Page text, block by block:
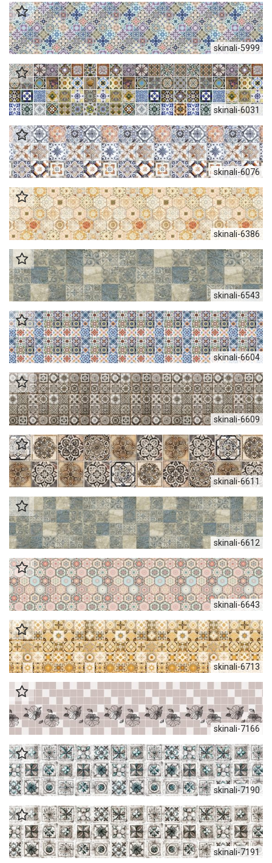
skinali-5999
skinali-6031
skinali-6076
skinali-6386
skinali-6543
skinali-6604
skinali-6609
skinali-6611
skinali-6612
skinali-6643
skinali-6713
skinali-7166
skinali-7190
skinali-7191